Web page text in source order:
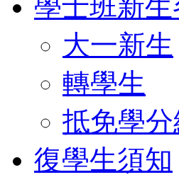
學士班新
大一新生
轉學生
抵免學
復學生須知